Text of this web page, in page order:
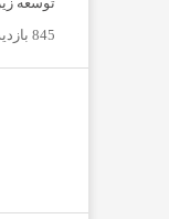
845 بازدید